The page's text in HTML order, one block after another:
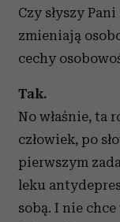
Czy słyszy
zmieniają
cechy
Tak.
No właśnie, ta
człowiek, po
pierwszym
leku
sobą. I nie